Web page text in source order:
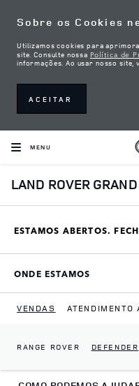
Sobre os Cookies
Utilizamos cookies para
site. Consulte nossa Política de
informações. Ao usar nosso site,
ACEITAR
MENU
LAND ROVER
ESTAMOS ABERTOS.
ONDE ESTAMOS
LINK OPENS IN NEW TAB
VENDAS ATENDIMENTO
RANGE ROVER DEFENDER
Return to Nav